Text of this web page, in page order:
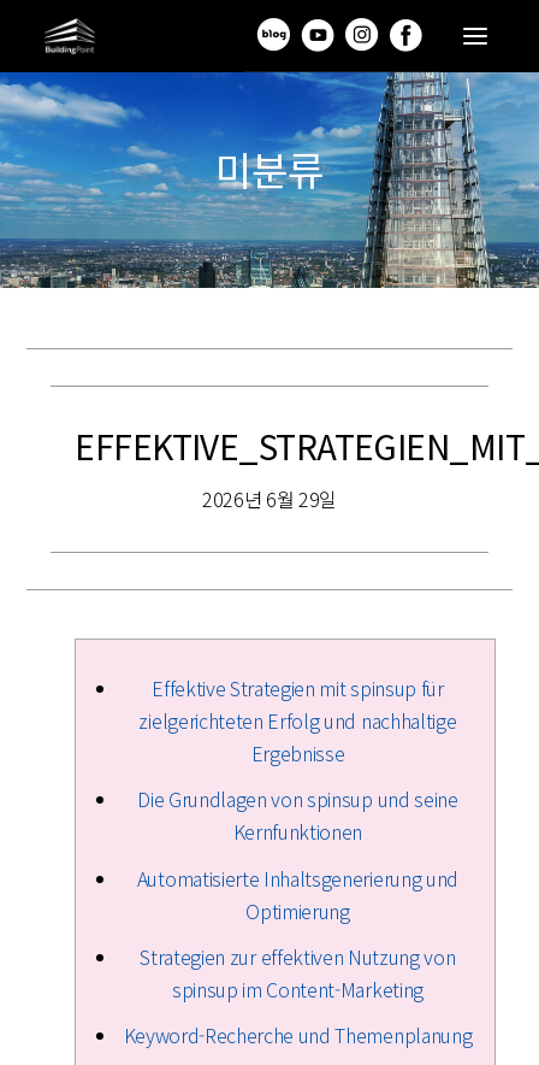
미분류
2026년 6월 29일
Effektive Strategien mit spinsup für
zielgerichteten Erfolg und nachhaltige
Ergebnisse
Die Grundlagen von spinsup und seine
Kernfunktionen
Automatisierte Inhaltsgenerierung und
Optimierung
Strategien zur effektiven Nutzung von
spinsup im Content-Marketing
Keyword-Recherche und Themenplanung